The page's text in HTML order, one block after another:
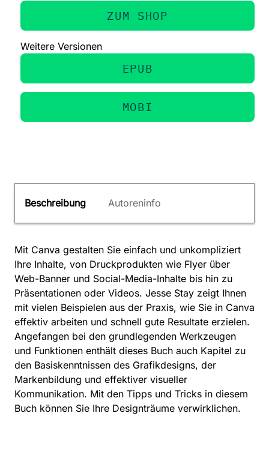
ZUM SHOP
Weitere Versionen
EPUB
MOBI
Beschreibung Autoreninfo
Mit Canva gestalten Sie einfach und unkompliziert
Ihre Inhalte, von Druckprodukten wie Flyer über
Web-Banner und Social-Media-Inhalte bis hin zu
Präsentationen oder Videos. Jesse Stay zeigt Ihnen
mit vielen Beispielen aus der Praxis, wie Sie in Canva
effektiv arbeiten und schnell gute Resultate erzielen.
Angefangen bei den grundlegenden Werkzeugen
und Funktionen enthält dieses Buch auch Kapitel zu
den Basiskenntnissen des Grafikdesigns, der
Markenbildung und effektiver visueller
Kommunikation. Mit den Tipps und Tricks in diesem
Buch können Sie Ihre Designträume verwirklichen.